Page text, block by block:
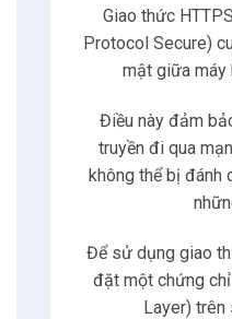
3.3 Theo dõi lịch sử
Định kỳ sao lưu và
Bảo vệ File dữ liệu
Kiểm soát chia sẻ
Giao thức
Protocol Secure)
mật giữa máy
Điều này đảm
truyền đi qua
không thể bị đánh
Để sử dụng giao
đặt một chứng
Layer) trên